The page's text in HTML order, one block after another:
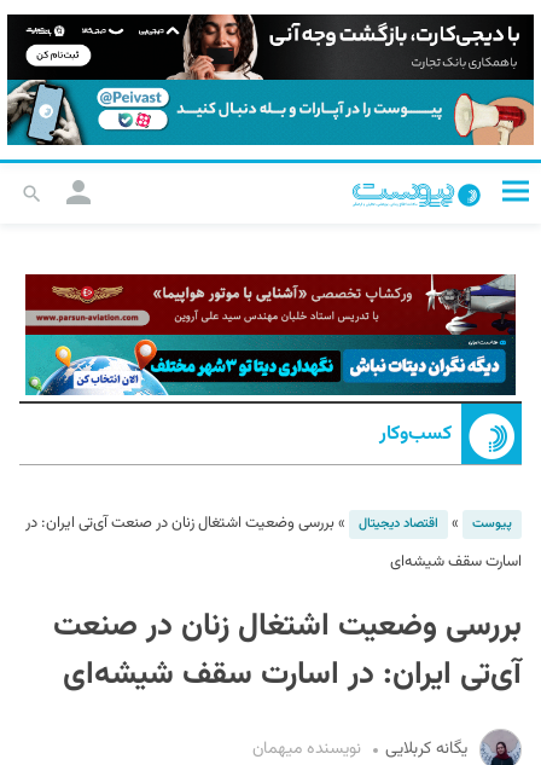
کسب‌و‌کار
پیوست » اقتصاد دیجیتال »بررسی وضعیت اشتغال زنان در صنعت آی‌تی ایران: در
اسارت سقف شیشه‌ای
بررسی وضعیت اشتغال زنان در صنعت
آی‌تی ایران: در اسارت سقف شیشه‌ای
یگانه کربلایی نویسنده میهمان